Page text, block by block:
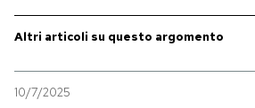
Altri articoli su questo argomento
10/7/2025